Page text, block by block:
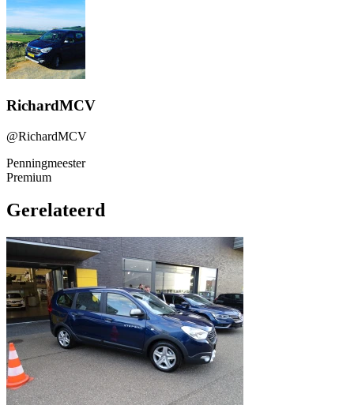
RichardMCV
@RichardMCV
Penningmeester
Premium
Gerelateerd